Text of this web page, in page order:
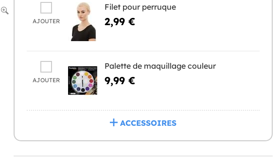
AJOUTER
Filet pour perruque
2,99 €
AJOUTER
Palette de maquillage couleur
9,99 €
ACCESSOIRES